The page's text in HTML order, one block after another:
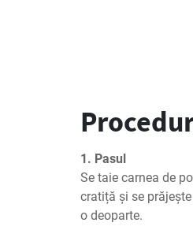
1. Pasul
Se taie carnea de
cratiță și se
o deoparte.